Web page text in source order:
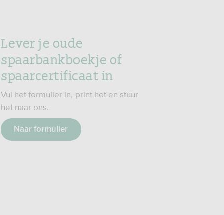
Lever je oude
spaarbankboekje of
spaarcertificaat in
Vul het formulier in, print het en stuur
het naar ons.
Naar formulier